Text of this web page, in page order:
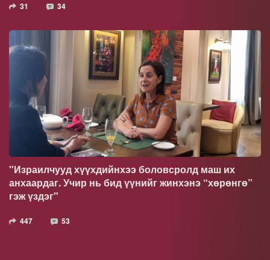
31 34
"Израилчууд хүүхдийнхээ боловсролд маш их
анхаардаг. Учир нь бид үүнийг жинхэнэ “хөрөнгө”
гэж үздэг"
447 53